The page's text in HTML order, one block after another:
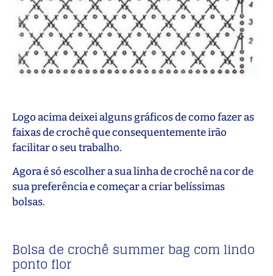
Logo acima deixei alguns gráficos de como fazer as
faixas de crochê que consequentemente irão
facilitar o seu trabalho.
Agora é só escolher a sua linha de crochê na cor de
sua preferência e começar a criar belíssimas
bolsas.
Bolsa de crochê summer bag com lindo
ponto flor